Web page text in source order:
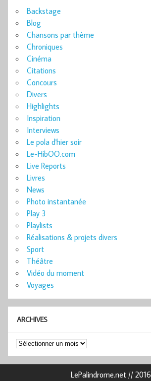
Backstage
Blog
Chansons par thème
Chroniques
Cinéma
Citations
Concours
Divers
Highlights
Inspiration
Interviews
Le pola d'hier soir
Le-HibOO.com
Live Reports
Livres
News
Photo instantanée
Play 3
Playlists
Réalisations & projets divers
Sport
Théâtre
Vidéo du moment
Voyages
ARCHIVES
Archives
LePalindrome.net // 2016